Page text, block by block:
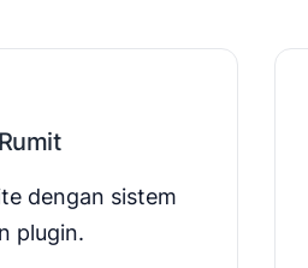
dengan sistem
plugin.